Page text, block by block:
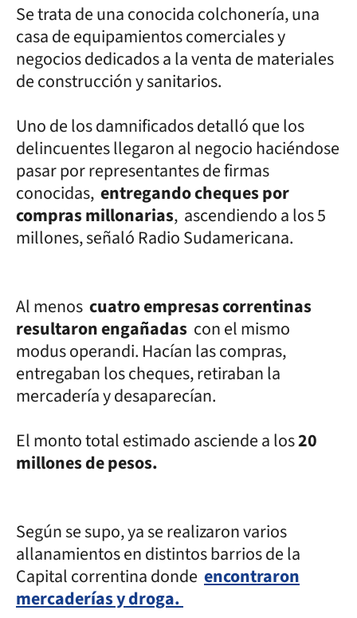
Se trata de una conocida colchonería, una
casa de equipamientos comerciales y
negocios dedicados a la venta de materiales
de construcción y sanitarios.
Uno de los damnificados detalló que los
delincuentes llegaron al negocio haciéndose
pasar por representantes de firmas
conocidas, entregando cheques por
compras millonarias, ascendiendo a los 5
millones, señaló Radio Sudamericana.
Al menos cuatro empresas correntinas
resultaron engañadas con el mismo
modus operandi. Hacían las compras,
entregaban los cheques, retiraban la
mercadería y desaparecían.
El monto total estimado asciende a los20
millones de pesos.
Según se supo, ya se realizaron varios
allanamientos en distintos barrios de la
Capital correntina donde encontraron
mercaderías y droga.